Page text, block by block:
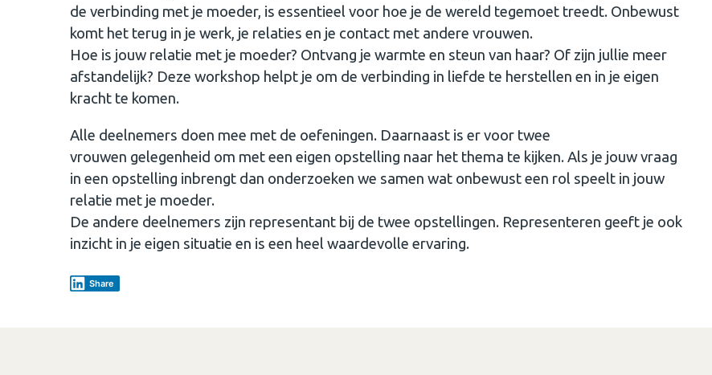
de verbinding met je moeder, is essentieel voor hoe je de wereld tegemoet treedt. Onbewust
komt het terug in je werk, je relaties en je contact met andere vrouwen.
Hoe is jouw relatie met je moeder? Ontvang je warmte en steun van haar? Of zijn jullie meer
afstandelijk? Deze workshop helpt je om de verbinding in liefde te herstellen en in je eigen
kracht te komen.
Alle deelnemers doen mee met de oefeningen. Daarnaast is er voor twee
vrouwen gelegenheid om met een eigen opstelling naar het thema te kijken. Als je jouw vraag
in een opstelling inbrengt dan onderzoeken we samen wat onbewust een rol speelt in jouw
relatie met je moeder.
De andere deelnemers zijn representant bij de twee opstellingen. Representeren geeft je ook
inzicht in je eigen situatie en is een heel waardevolle ervaring.
Share